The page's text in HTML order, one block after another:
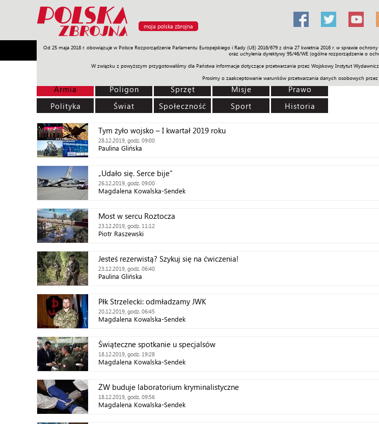
moja polska zbrojna
Od 25 maja 2018 r. obowiązuje w Polsce Rozporządzenie Parlamentu Europejskiego i Rady (UE) 2016/679 z dnia 27 kwietnia 2016 r. w sprawie
oraz uchylenia dyrektywy 95/46/WE (ogólne rozporządzenie o
W związku z powyższym przygotowaliśmy dla Państwa informacje dotyczące przetwarzania przez Wojskowy Instytut
Prosimy o zaakceptowanie warunków przetwarzania danych osobowych
Armia Poligon Sprzęt Misje Polityka Prawo Świat Społeczność Sport Historia
Armia Poligon Sprzęt Misje
Prawo
Polityka
Świat Społeczność Sport Historia
Tym żyło wojsko – I kwartał 2019 roku
28.12.2019, godz. 09:00
Paulina Glińska
„Udało się. Serce bije”
26.12.2019, godz. 09:00
Magdalena Kowalska-Sendek
Most w sercu Roztocza
23.12.2019, godz. 11:12
Piotr Raszewski
Jesteś rezerwistą? Szykuj się na ćwiczenia!
23.12.2019, godz. 06:40
Paulina Glińska
Płk Strzelecki: odmładzamy JWK
20.12.2019, godz. 06:45
Magdalena Kowalska-Sendek
Świąteczne spotkanie u specjalsów
18.12.2019, godz. 19:28
Magdalena Kowalska-Sendek
ŻW buduje laboratorium kryminalistyczne
18.12.2019, godz. 09:56
Magdalena Kowalska-Sendek